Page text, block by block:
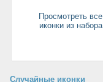
Просмотреть все
иконки из набора
Случайные иконки